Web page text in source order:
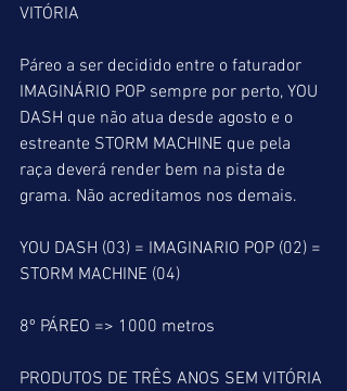
VITÓRIA
Páreo a ser decidido entre o faturador
IMAGINÁRIO POP sempre por perto, YOU
DASH que não atua desde agosto e o
estreante STORM MACHINE que pela
raça deverá render bem na pista de
grama. Não acreditamos nos demais.
YOU DASH (03) = IMAGINARIO POP (02) =
STORM MACHINE (04)
8º PÁREO => 1000 metros
PRODUTOS DE TRÊS ANOS SEM VITÓRIA